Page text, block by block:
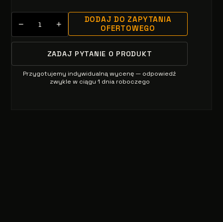
− +
DODAJ DO ZAPYTANIA
OFERTOWEGO
ZADAJ PYTANIE O PRODUKT
Przygotujemy indywidualną wycenę — odpowiedź
zwykle w ciągu 1 dnia roboczego